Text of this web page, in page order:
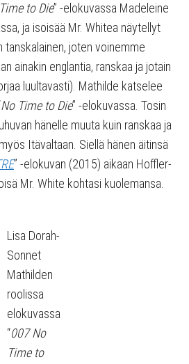
to Die” -elokuvassa Madeleine
ja isoisää Mr. Whitea näytellyt
tanskalainen, joten voinemme
ainakin englantia, ranskaa ja jotain
luultavasti). Mathilde katselee
No Time to Die” -elokuvassa. Tosin
hänelle muuta kuin ranskaa ja
Itävaltaan. Siellä hänen äitinsä
” -elokuvan (2015) aikaan Hoffler-
Mr. White kohtasi kuolemansa.
Lisa Dorah-
Sonnet
Mathilden
roolissa
elokuvassa
“007 No
Time to